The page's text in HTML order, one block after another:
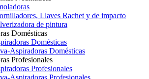
Llaves Rachet y de impacto
de pintura
Domésticas
Domésticas
Aspiradoras Domésticas
Profesionales
Profesionales
Aspiradoras Profesionales